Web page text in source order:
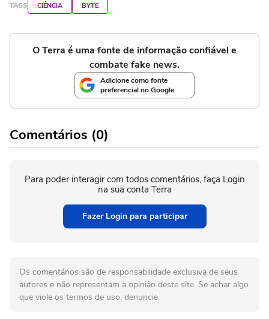
TAGS CIÊNCIA BYTE
O Terra é uma fonte de informação confiável e
combate fake news.
Adicione como fonte
preferencial no Google
Comentários (0)
Para poder interagir com todos comentários, faça Login
na sua conta Terra
Fazer Login para participar
Os comentários são de responsabilidade exclusiva de seus
autores e não representam a opinião deste site. Se achar algo
que viole os termos de uso, denuncie.